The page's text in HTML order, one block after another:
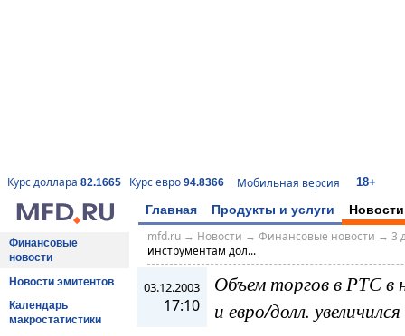
Курс доллара 82.1665 Курс евро 94.8366 Мобильная версия 18+
Главная Продукты и услуги Новости
Финансовые
новости
Новости эмитентов
Календарь
макростатистики
mfd.ru→ Новости → Финансовые новости → 3
инструментам дол...
03.12.2003
17:10
Объем торгов в РТС в
и евро/долл.